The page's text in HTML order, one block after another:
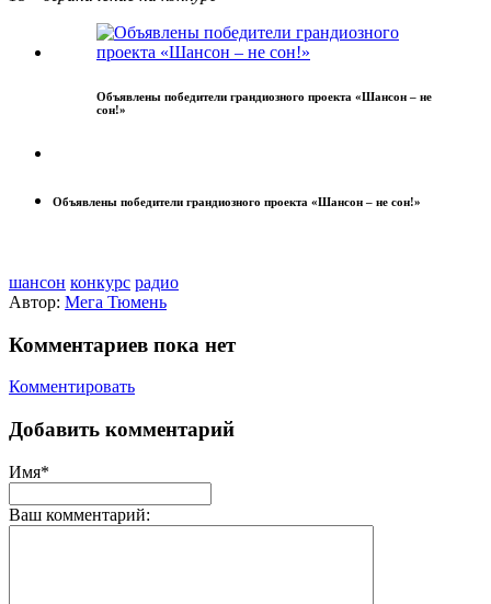
Объявлены победители грандиозного проекта «Шансон – не
сон!»
Объявлены победители грандиозного проекта «Шансон – не сон!»
шансон конкурс радио
Автор: Мега Тюмень
Комментариев пока нет
Комментировать
Добавить комментарий
Имя*
Ваш комментарий: